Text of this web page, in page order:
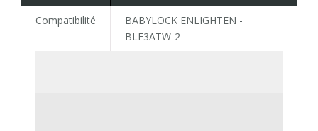
Compatibilité
BABYLOCK ENLIGHTEN -
BLE3ATW-2